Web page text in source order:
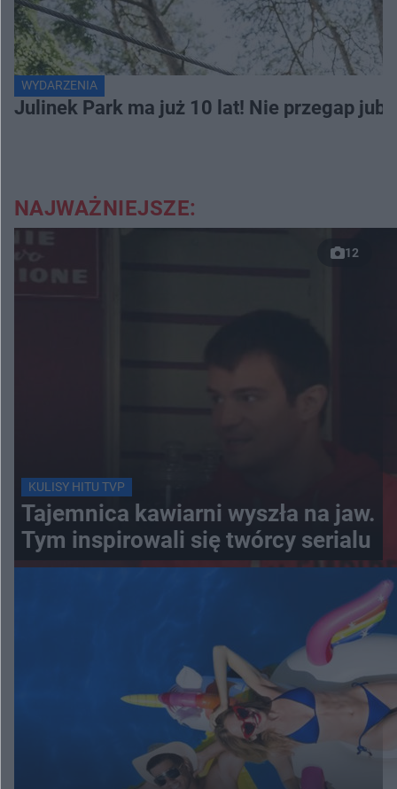
WYDARZENIA
Julinek Park ma już 10 lat! Nie przegap
NAJWAŻNIEJSZE:
12
KULISY HITU TVP
Tajemnica kawiarni wyszła na jaw.
Tym inspirowali się twórcy serialu